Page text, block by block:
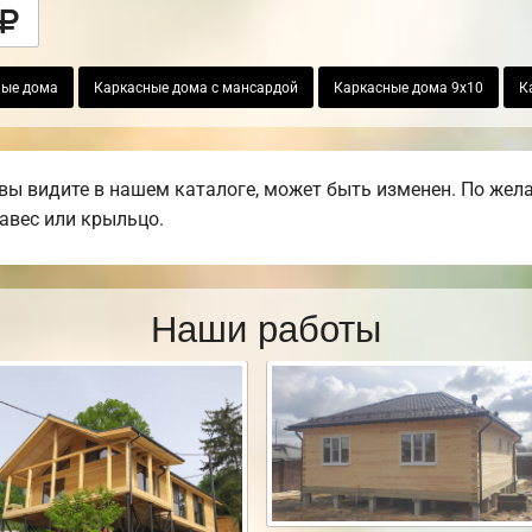
дома Каркасные дома с мансардой Каркасные дома 9х10
видите в нашем каталоге, может быть изменен. По
или крыльцо.
Наши работы